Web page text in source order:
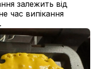
залежить від
час випікання